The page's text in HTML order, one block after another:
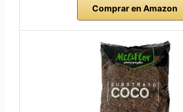
Comprar en Amazon